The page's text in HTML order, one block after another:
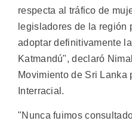
respecta al tráfico de
legisladores de la región
adoptar definitivamente
Katmandú", declaró
Movimiento de Sri Lanka
Interracial.
"Nunca fuimos